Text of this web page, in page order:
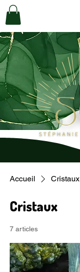
Accueil Cristaux
Cristaux
7 articles